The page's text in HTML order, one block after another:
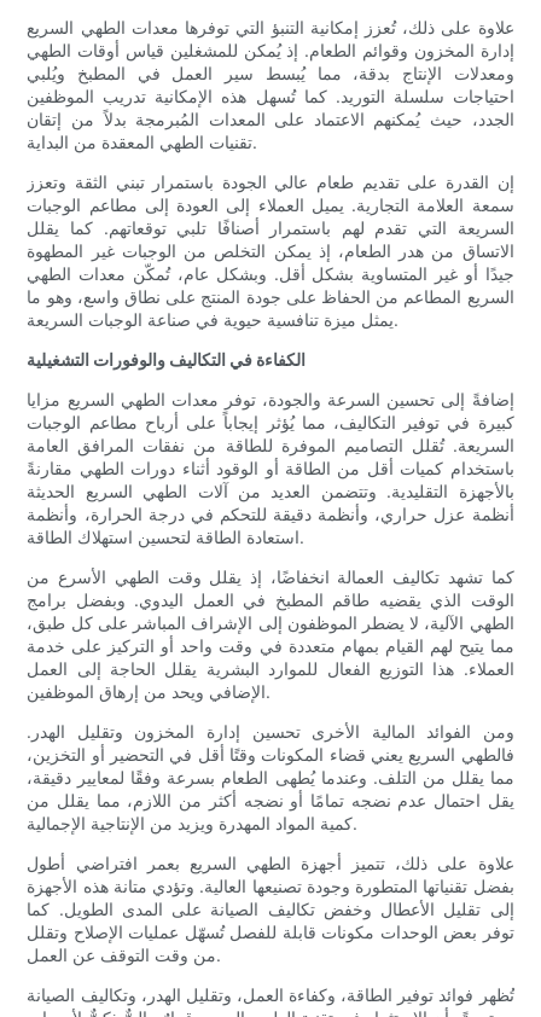
علاوة على ذلك، تُعزز إمكانية التنبؤ التي توفرها معدات الطهي السريع
إدارة المخزون وقوائم الطعام. إذ يُمكن للمشغلين قياس أوقات الطهي
ومعدلات الإنتاج بدقة، مما يُبسط سير العمل في المطبخ ويُلبي
احتياجات سلسلة التوريد. كما تُسهل هذه الإمكانية تدريب الموظفين
الجدد، حيث يُمكنهم الاعتماد على المعدات المُبرمجة بدلاً من إتقان
تقنيات الطهي المعقدة من البداية.
إن القدرة على تقديم طعام عالي الجودة باستمرار تبني الثقة وتعزز
سمعة العلامة التجارية. يميل العملاء إلى العودة إلى مطاعم الوجبات
السريعة التي تقدم لهم باستمرار أصنافًا تلبي توقعاتهم. كما يقلل
الاتساق من هدر الطعام، إذ يمكن التخلص من الوجبات غير المطهوة
جيدًا أو غير المتساوية بشكل أقل. وبشكل عام، تُمكّن معدات الطهي
السريع المطاعم من الحفاظ على جودة المنتج على نطاق واسع، وهو ما
يمثل ميزة تنافسية حيوية في صناعة الوجبات السريعة.
الكفاءة في التكاليف والوفورات التشغيلية
إضافةً إلى تحسين السرعة والجودة، توفر معدات الطهي السريع مزايا
كبيرة في توفير التكاليف، مما يُؤثر إيجاباً على أرباح مطاعم الوجبات
السريعة. تُقلل التصاميم الموفرة للطاقة من نفقات المرافق العامة
باستخدام كميات أقل من الطاقة أو الوقود أثناء دورات الطهي مقارنةً
بالأجهزة التقليدية. وتتضمن العديد من آلات الطهي السريع الحديثة
أنظمة عزل حراري، وأنظمة دقيقة للتحكم في درجة الحرارة، وأنظمة
استعادة الطاقة لتحسين استهلاك الطاقة.
كما تشهد تكاليف العمالة انخفاضًا، إذ يقلل وقت الطهي الأسرع من
الوقت الذي يقضيه طاقم المطبخ في العمل اليدوي. وبفضل برامج
الطهي الآلية، لا يضطر الموظفون إلى الإشراف المباشر على كل طبق،
مما يتيح لهم القيام بمهام متعددة في وقت واحد أو التركيز على خدمة
العملاء. هذا التوزيع الفعال للموارد البشرية يقلل الحاجة إلى العمل
الإضافي ويحد من إرهاق الموظفين.
ومن الفوائد المالية الأخرى تحسين إدارة المخزون وتقليل الهدر.
فالطهي السريع يعني قضاء المكونات وقتًا أقل في التحضير أو التخزين،
مما يقلل من التلف. وعندما يُطهى الطعام بسرعة وفقًا لمعايير دقيقة،
يقل احتمال عدم نضجه تمامًا أو نضجه أكثر من اللازم، مما يقلل من
كمية المواد المهدرة ويزيد من الإنتاجية الإجمالية.
علاوة على ذلك، تتميز أجهزة الطهي السريع بعمر افتراضي أطول
بفضل تقنياتها المتطورة وجودة تصنيعها العالية. وتؤدي متانة هذه الأجهزة
إلى تقليل الأعطال وخفض تكاليف الصيانة على المدى الطويل. كما
توفر بعض الوحدات مكونات قابلة للفصل تُسهّل عمليات الإصلاح وتقلل
من وقت التوقف عن العمل.
تُظهر فوائد توفير الطاقة، وكفاءة العمل، وتقليل الهدر، وتكاليف الصيانة